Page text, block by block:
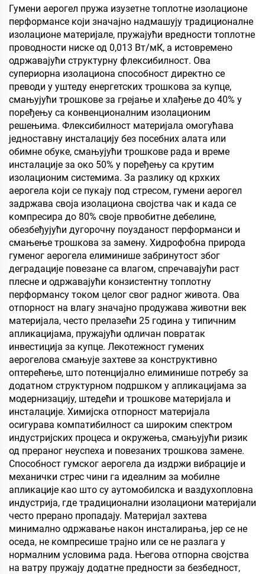
солар, спољни зид,
унутрашњи зид,
преградну зид, спаваћу
собу, састанак и
учионицу, КТВ, по
Гумени аерогел пружа изузетне топлотне изолационе
перформансе који значајно надмашују традиционалне
изолационе материјале, пружајући вредности топлотне
проводности ниске од 0,013 Вт/мК, а истовремено
одржавајући структурну флексибилност. Ова
супериорна изолациона способност директно се
преводи у уштеду енергетских трошкова за купце,
смањујући трошкове за грејање и хлађење до 40% у
поређењу са конвенционалним изолационим
решењима. Флексибилност материјала омогућава
једноставну инсталацију без посебних алата или
обимне обуке, смањујући трошкове рада и време
инсталације за око 50% у поређењу са крутим
изолационим системима. За разлику од крхких
аерогела који се пукају под стресом, гумени аерогел
задржава своја изолациона својства чак и када се
компресира до 80% своје првобитне дебелине,
обезбеђујући дугорочну поузданост перформанси и
смањење трошкова за замену. Хидрофобна природа
гуменог аерогела елиминише забринутост због
деградације повезане са влагом, спречавајући раст
плесне и одржавајући конзистентну топлотну
перформансу током целог свог радног живота. Ова
отпорност на влагу значајно продужава животни век
материјала, често прелазећи 25 година у типичним
апликацијама, пружајући одличан повратак
инвестиција за купце. Лекотежност гумених
аерогелова смањује захтеве за конструктивно
оптерећење, што потенцијално елиминише потребу за
додатном структурном подршком у апликацијама за
модернизацију, штедећи и трошкове материјала и
инсталације. Химијска отпорност материјала
осигурава компатибилност са широким спектром
индустријских процеса и окружења, смањујући ризик
од прераног неуспеха и повезаних трошкова замене.
Способност гумског аерогела да издржи вибрације и
механички стрес чини га идеалним за мобилне
апликације као што су аутомобилска и ваздухопловна
индустрија, где традиционални изолациони материјали
често прерано пропадају. Материјал захтева
минимално одржавање након инсталирања, јер се не
оседа, не компресише трајно или се не разлага у
нормалним условима рада. Његова отпорна својства
на ватру пружају додатне предности за безбедност,